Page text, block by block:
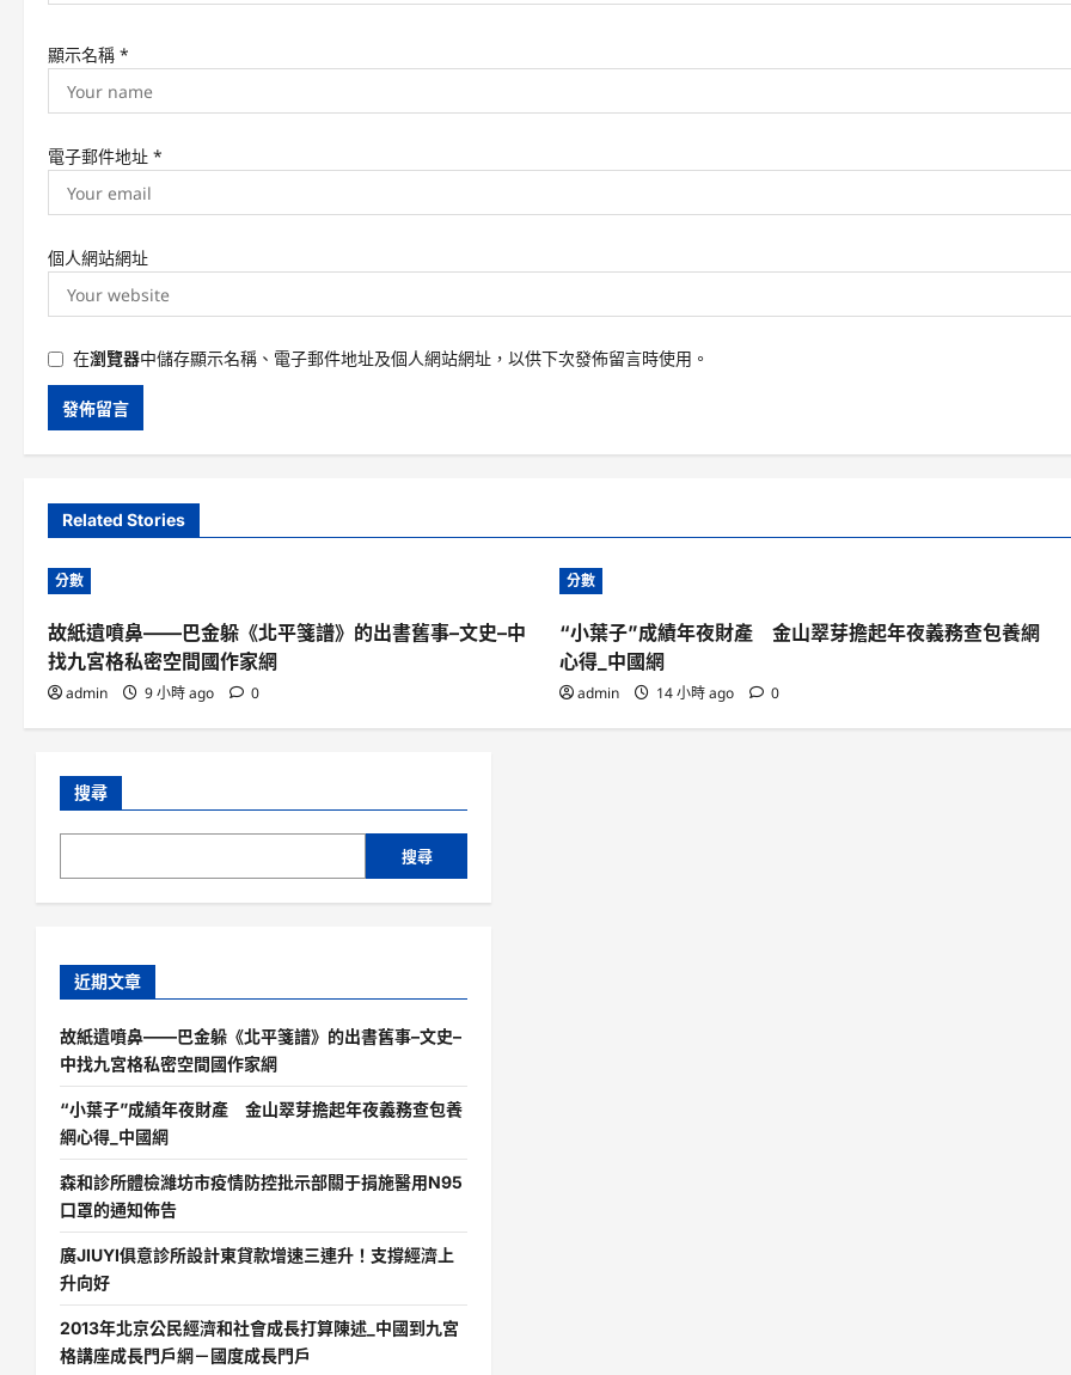
顯示名稱 *
電子郵件地址 *
個人網站網址
在瀏覽器中儲存顯示名稱、電子郵件地址及個人網站網址，以供下次發佈留言時使用。
Related Stories
分數
故紙遺噴鼻——巴金躲《北平箋譜》的出書舊事–文史–中
找九宮格私密空間國作家網
admin 9 小時 ago 0
分數
“小葉子”成績年夜財產 金山翠芽擔起年夜義務查包養網
心得_中國網
admin 14 小時 ago 0
搜尋
搜尋
近期文章
故紙遺噴鼻——巴金躲《北平箋譜》的出書舊事–文史–
中找九宮格私密空間國作家網
“小葉子”成績年夜財產 金山翠芽擔起年夜義務查包養
網心得_中國網
森和診所體檢濰坊市疫情防控批示部關于捐施醫用N95
口罩的通知佈告
廣JIUYI俱意診所設計東貸款增速三連升！支撐經濟上
升向好
2013年北京公民經濟和社會成長打算陳述_中國到九宮
格講座成長門戶網－國度成長門戶